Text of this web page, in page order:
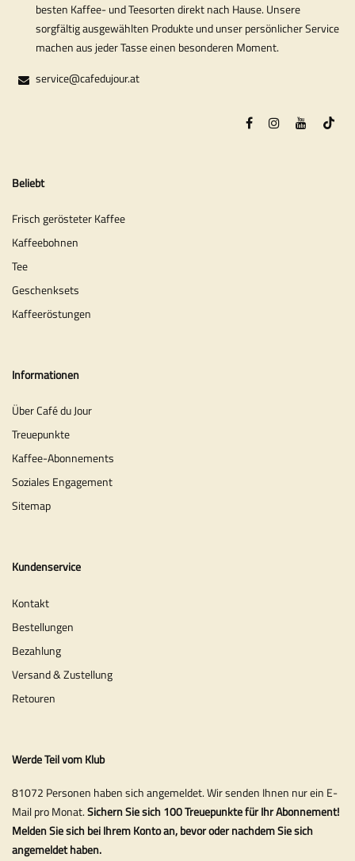
besten Kaffee- und Teesorten direkt nach Hause. Unsere
sorgfältig ausgewählten Produkte und unser persönlicher Service
machen aus jeder Tasse einen besonderen Moment.
service@cafedujour.at
Beliebt
Frisch gerösteter Kaffee
Kaffeebohnen
Tee
Geschenksets
Kaffeeröstungen
Informationen
Über Café du Jour
Treuepunkte
Kaffee-Abonnements
Soziales Engagement
Sitemap
Kundenservice
Kontakt
Bestellungen
Bezahlung
Versand & Zustellung
Retouren
Werde Teil vom Klub
81072 Personen haben sich angemeldet. Wir senden Ihnen nur ein E-
Mail pro Monat.Sichern Sie sich 100 Treuepunkte für Ihr Abonnement!
Melden Sie sich bei Ihrem Konto an, bevor oder nachdem Sie sich
angemeldet haben.